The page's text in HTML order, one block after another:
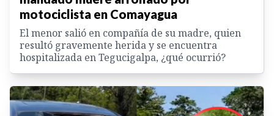
motociclista en Comayagua
El menor salió en compañía de su madre, quien
resultó gravemente herida y se encuentra
hospitalizada en Tegucigalpa, ¿qué ocurrió?